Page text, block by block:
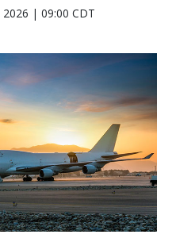
| 09:00 CDT